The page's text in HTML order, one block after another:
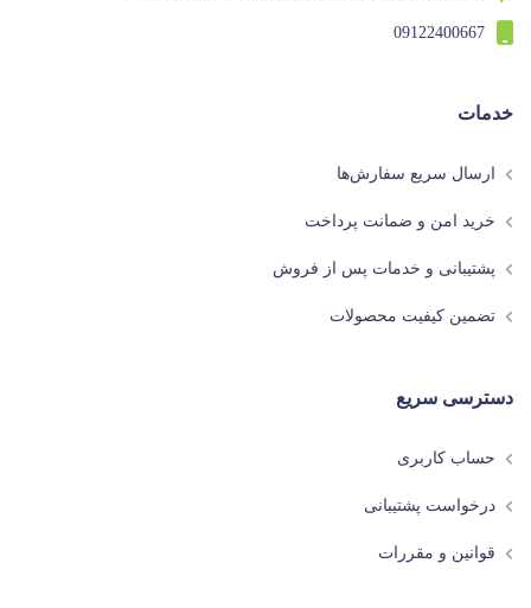
09122400667
خدمات
ارسال سریع سفارش‌ها
خرید امن و ضمانت پرداخت
پشتیبانی و خدمات پس از فروش
تضمین کیفیت محصولات
دسترسی سریع
حساب کاربری
درخواست پشتیبانی
قوانین و مقررات